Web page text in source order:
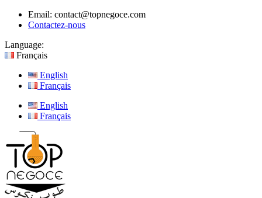
Email: contact@topnegoce.com
Contactez-nous
Language:
Français
English
Français
English
Français